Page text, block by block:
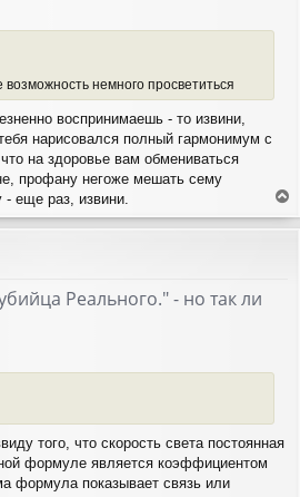
немного просветиться
воспринимаешь - то извини,
нарисовался полный гармонимум с
на здоровье вам обмениваться
профану негоже мешать сему
еще раз, извини.
р
Реального." - но так ли
того, что скорость света постоянная
формуле является коэффициентом
формула показывает связь или